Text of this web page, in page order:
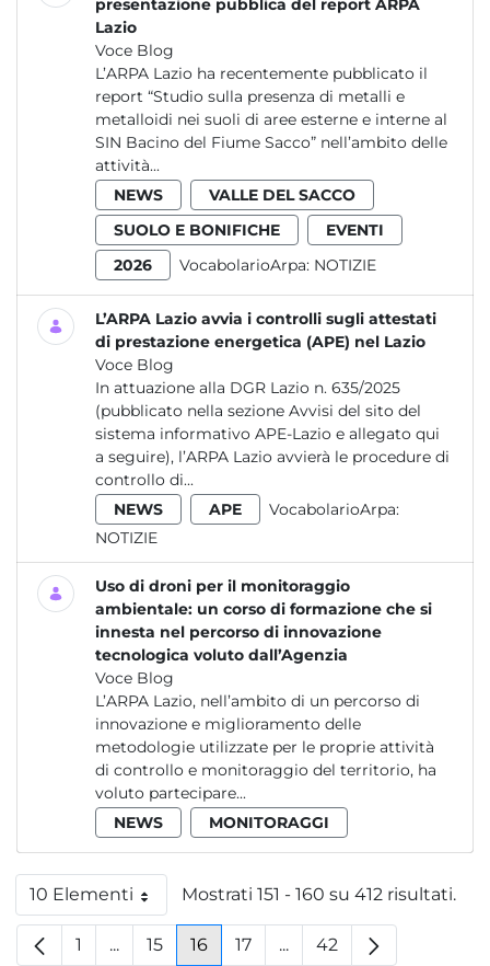
presentazione pubblica del report ARPA
Lazio
Voce Blog
L’ARPA Lazio ha recentemente pubblicato il
report “Studio sulla presenza di metalli e
metalloidi nei suoli di aree esterne e interne al
SIN Bacino del Fiume Sacco” nell’ambito delle
attività...
NEWS
VALLE DEL SACCO
SUOLO E BONIFICHE
EVENTI
2026
VocabolarioArpa: NOTIZIE
L’ARPA Lazio avvia i controlli sugli attestati
di prestazione energetica (APE) nel Lazio
Voce Blog
In attuazione alla DGR Lazio n. 635/2025
(pubblicato nella sezione Avvisi del sito del
sistema informativo APE-Lazio e allegato qui
a seguire), l’ARPA Lazio avvierà le procedure di
controllo di...
NEWS
APE
VocabolarioArpa:
NOTIZIE
Uso di droni per il monitoraggio
ambientale: un corso di formazione che si
innesta nel percorso di innovazione
tecnologica voluto dall’Agenzia
Voce Blog
L’ARPA Lazio, nell’ambito di un percorso di
innovazione e miglioramento delle
metodologie utilizzate per le proprie attività
di controllo e monitoraggio del territorio, ha
voluto partecipare...
NEWS
MONITORAGGI
10 ElementiPer paginaMostrati 151 - 160 su 412 risultati.
Pagina
1 ...Pagine intermedie
Pagina
15 Pagina
16 Pagina
17 ...Pagine intermedie
Pagina
42